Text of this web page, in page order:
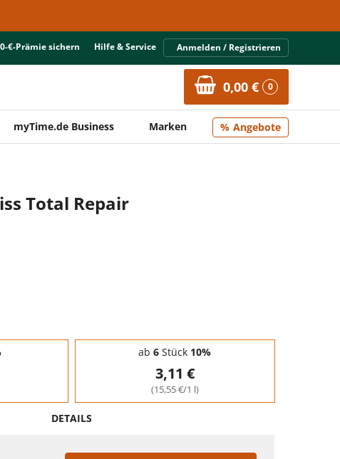
€-Prämie sichern Hilfe & Service Anmelden / Registrieren
0,00 € 0
myTime.de Business Marken Angebote
Total Repair
ab 6 Stück 10%
3,11 €
(15,55 €/1 l)
DETAILS